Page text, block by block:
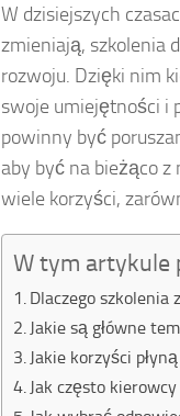
W dzisiejszych
zmieniają, szkolenia
rozwoju. Dzięki nim
swoje umiejętności i
powinny być
aby być na bieżąco
wiele korzyści,
W tym artykule
Dlaczego szkolenia
Jakie są główne
Jakie korzyści
Jak często